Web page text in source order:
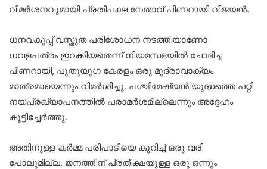
വിമർശനവുമായി പ്രതിപക്ഷ നേതാവ് പിണറായി വിജയൻ.
ധനവകുപ്പ് വസ്തുത പരിശോധന നടത്തിയാണോ
ധവളപത്രം ഇറക്കിയതെന്ന് നിയമസഭയിൽ ചോദിച്ച
പിണറായി, പുതുയുഗ കേരളം ഒരു മുദ്രാവാക്യം
മാത്രമായെന്നും വിമർശിച്ചു. പശ്ചിമേഷ്യൻ യുദ്ധത്തെ പറ്റി
നയപ്രഖ്യാപനത്തിൽ പരാമർശമില്ലെന്നും അദ്ദേഹം
കൂട്ടിച്ചേർത്തു.
അതിനുള്ള കർമ്മ പരിപാടിയെ കുറിച്ച് ഒരു വരി
പോലുമില്ല. ജനത്തിന് പ്രതീക്ഷയുള്ള ഒരു ഒന്നും